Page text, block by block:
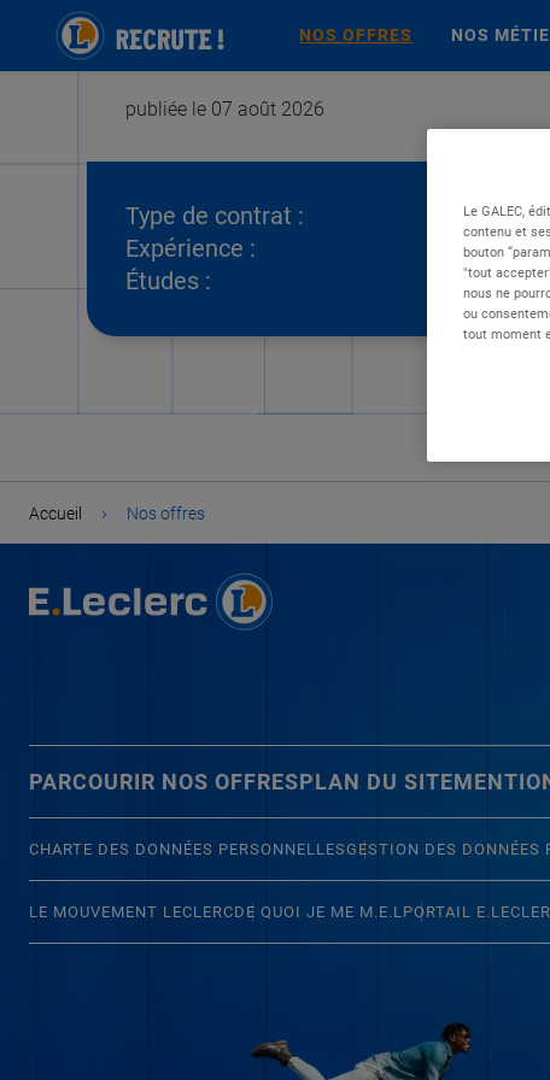
NOS OFFRES NOS
publiée le 07 août 2026
Type de contrat :
Expérience :
Études :
Accueil › Nos offres
PARCOURIR NOS OFFRESPLAN DU SITE
CHARTE DES DONNÉES PERSONNELLESGESTION DES DONNÉES
LE MOUVEMENT LECLERCDE QUOI JE ME M.E.LPORTAIL
Le GALEC,
contenu et
bouton
"tout
nous ne
ou
tout moment